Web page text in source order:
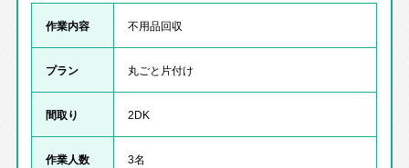
作業内容 不用品回収
プラン 丸ごと片付け
間取り 2DK
作業人数 3名